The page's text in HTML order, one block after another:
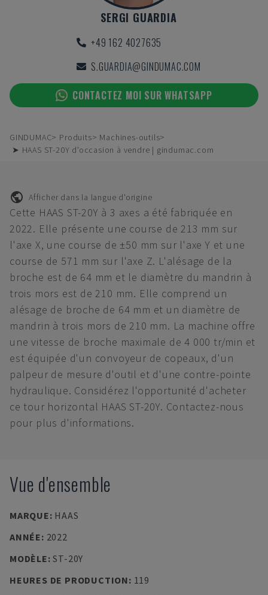
SERGI GUARDIA
+49 162 4027635
S.GUARDIA@GINDUMAC.COM
CONTACTEZ MOI SUR WHATSAPP
GINDUMAC Produits
Machines-outils
➤ HAAS ST-20Y d'occasion à vendre | gindumac.com
Afficher dans la langue d'origine
Cette HAAS ST-20Y à 3 axes a été fabriquée en
2022. Elle présente une course de 213 mm sur
l'axe X, une course de ±50 mm sur l'axe Y et une
course de 571 mm sur l'axe Z. L'alésage de la
broche est de 64 mm et le diamètre du mandrin à
trois mors est de 210 mm. Elle comprend un
alésage de broche de 64 mm et un diamètre de
mandrin à trois mors de 210 mm. La machine offre
une vitesse de broche maximale de 4 000 tr/min et
est équipée d'un convoyeur de copeaux, d'un
palpeur de mesure d'outil et d'une contre-pointe
hydraulique. Considérez l'opportunité d'acheter
ce tour horizontal HAAS ST-20Y. Contactez-nous
pour plus d'informations.
Vue d'ensemble
MARQUE: HAAS
ANNÉE: 2022
MODÈLE:ST-20Y
HEURES DE PRODUCTION: 119